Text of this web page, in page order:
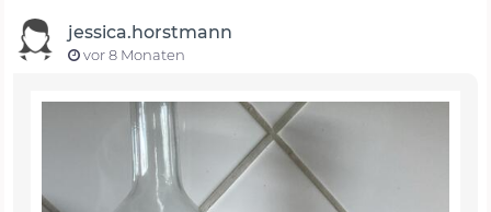
jessica.horstmann
vor 8 Monaten